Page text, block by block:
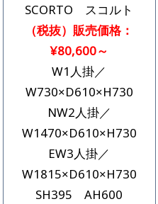
SCORTO スコルト
（税抜）販売価格：
¥80,600～
W1人掛／
W730×D610×H730
NW2人掛／
W1470×D610×H730
EW3人掛／
W1815×D610×H730
SH395 AH600